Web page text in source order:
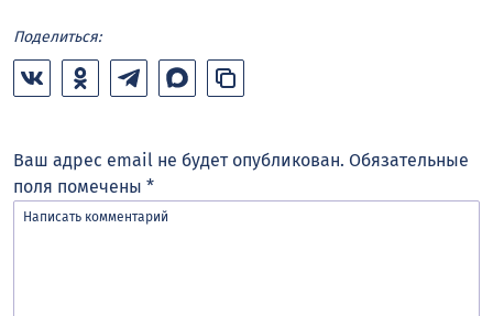
Поделиться:
Ваш адрес email не будет опубликован. Обязательные
поля помечены *